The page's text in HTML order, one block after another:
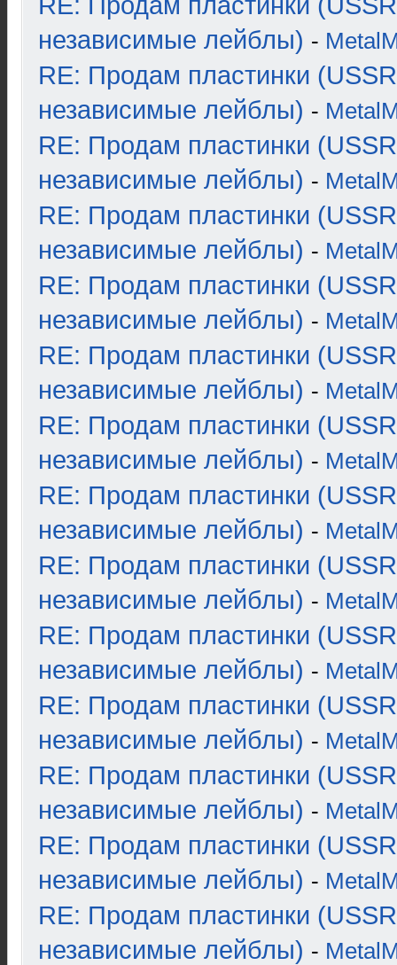
независимые лейблы) -
RE: Продам пластинки
независимые лейблы) -
RE: Продам пластинки
независимые лейблы) -
RE: Продам пластинки
независимые лейблы) -
RE: Продам пластинки
независимые лейблы) -
RE: Продам пластинки
независимые лейблы) -
RE: Продам пластинки
независимые лейблы) -
RE: Продам пластинки
независимые лейблы) -
RE: Продам пластинки
независимые лейблы) -
RE: Продам пластинки
независимые лейблы) -
RE: Продам пластинки
независимые лейблы) -
RE: Продам пластинки
независимые лейблы) -
RE: Продам пластинки
независимые лейблы) -
RE: Продам пластинки
независимые лейблы) -